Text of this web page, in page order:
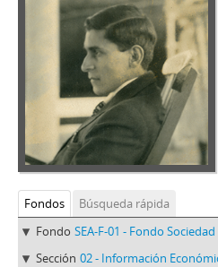
Fondos
Búsqueda rápida
Fondo SEA-F-01 - Fondo
Sección 02 - Información